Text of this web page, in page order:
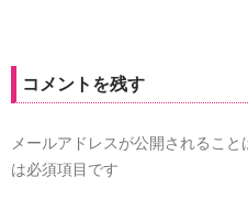
コメントを残す
メールアドレスが公開されること
は必須項目です